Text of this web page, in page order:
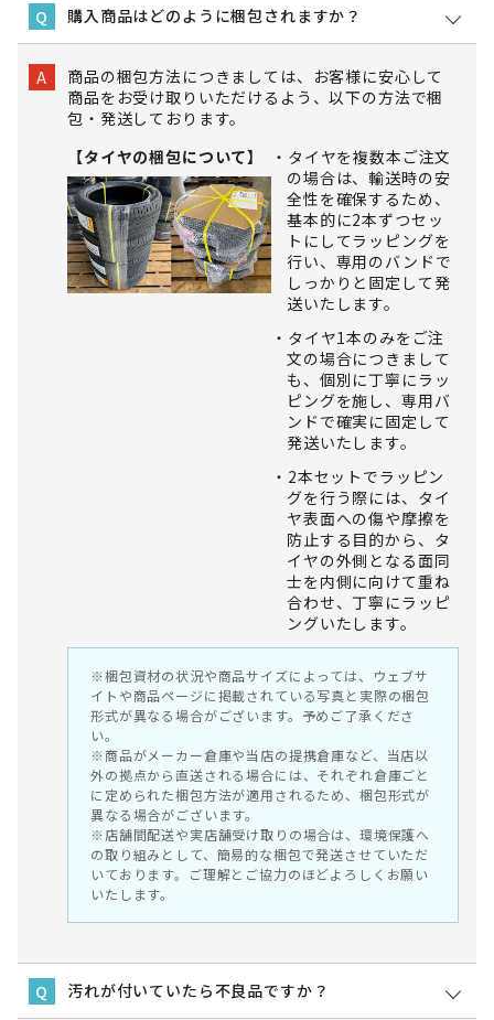
Q 購入商品はどのように梱包されますか？
A
商品の梱包方法につきましては、お客様に安心して
商品をお受け取りいただけるよう、以下の方法で梱
包・発送しております。
【タイヤの梱包について】
タイヤを複数本ご注文
の場合は、輸送時の安
全性を確保するため、
基本的に2本ずつセッ
トにしてラッピングを
行い、専用のバンドで
しっかりと固定して発
送いたします。
タイヤ1本のみをご注
文の場合につきまして
も、個別に丁寧にラッ
ピングを施し、専用バ
ンドで確実に固定して
発送いたします。
2本セットでラッピン
グを行う際には、タイ
ヤ表面への傷や摩擦を
防止する目的から、タ
イヤの外側となる面同
士を内側に向けて重ね
合わせ、丁寧にラッピ
ングいたします。
※梱包資材の状況や商品サイズによっては、ウェブサ
イトや商品ページに掲載されている写真と実際の梱包
形式が異なる場合がございます。予めご了承くださ
い。
※商品がメーカー倉庫や当店の提携倉庫など、当店以
外の拠点から直送される場合には、それぞれ倉庫ごと
に定められた梱包方法が適用されるため、梱包形式が
異なる場合がございます。
※店舗間配送や実店舗受け取りの場合は、環境保護へ
の取り組みとして、簡易的な梱包で発送させていただ
いております。ご理解とご協力のほどよろしくお願い
いたします。
Q 汚れが付いていたら不良品ですか？